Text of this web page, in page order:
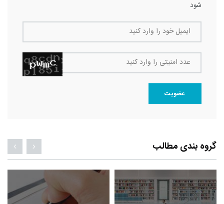
شود
ایمیل خود را وارد کنید
عدد امنیتی را وارد کنید
عضویت
گروه بندی مطالب